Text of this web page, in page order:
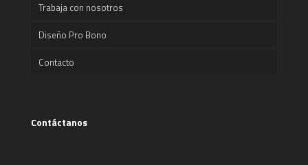
Trabaja con nosotros
Diseño Pro Bono
Contacto
Contáctanos